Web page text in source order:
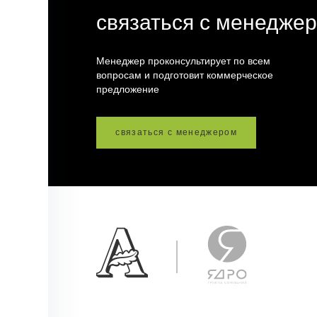
связаться с
Менеджер проконсультирует по всем
вопросам и подготовит коммерческое
предложение
связаться с менеджером